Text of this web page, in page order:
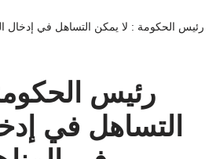
رئيس الحكومة : لا يمكن التساهل في إدخال
رئيس
التساهل في